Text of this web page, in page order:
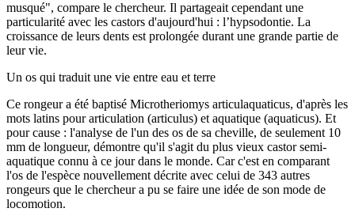
musqué", compare le chercheur. Il partageait cependant une
particularité avec les castors d'aujourd'hui : l’hypsodontie. La
croissance de leurs dents est prolongée durant une grande partie de
leur vie.
Un os qui traduit une vie entre eau et terre
Ce rongeur a été baptisé Microtheriomys articulaquaticus, d'après les
mots latins pour articulation (articulus) et aquatique (aquaticus). Et
pour cause : l'analyse de l'un des os de sa cheville, de seulement 10
mm de longueur, démontre qu'il s'agit du plus vieux castor semi-
aquatique connu à ce jour dans le monde. Car c'est en comparant
l'os de l'espèce nouvellement décrite avec celui de 343 autres
rongeurs que le chercheur a pu se faire une idée de son mode de
locomotion.